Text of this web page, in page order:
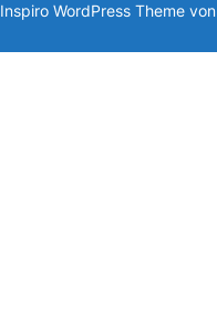
Inspiro WordPress Theme von